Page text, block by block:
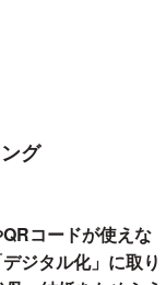
グ
コードが使えな
ジタル化」に取り